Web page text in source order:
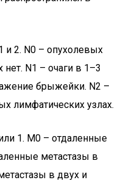
и 2. N0 – опухолевых
N1 – очаги в 1–3
брыжейки. N2 –
лимфатических узлах.
1. M0 – отдаленные
метастазы в
в двух и